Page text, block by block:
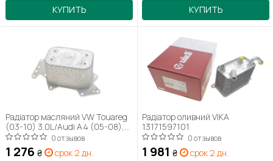
КУПИТЬ КУПИТЬ
Радіатор масляний VW Touareg
(03-10) 3.0L/Audi A4 (05-08),
A6 (05-08), A8 (04-10), Q7 (07-
09) 2.7L (11171698701) VIKA
0 отзывов
1 276 ₴ срок 2 дн.
Радіатор оливний VIKA
13171597101
0 отзывов
1 981 ₴ срок 2 дн.